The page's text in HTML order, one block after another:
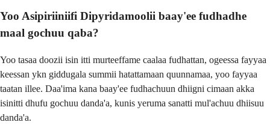
Yoo Asipiriiniifi Dipyridamoolii baay'ee fudhadhe
maal gochuu qaba?
Yoo tasaa doozii isin itti murteeffame caalaa fudhattan, ogeessa fayyaa
keessan ykn giddugala summii hatattamaan quunnamaa, yoo fayyaa
taatan illee. Daa'ima kana baay'ee fudhachuun dhiigni cimaan akka
isinitti dhufu gochuu danda'a, kunis yeruma sanatti mul'achuu dhiisuu
danda'a.